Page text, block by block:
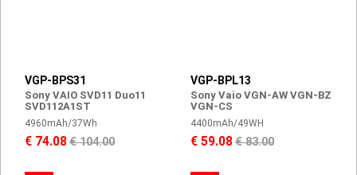
VGP-BPS31
Sony VAIO SVD11 Duo11
SVD112A1ST
4960mAh/37Wh
€ 74.08€ 104.00
VGP-BPL13
Sony Vaio VGN-AW VGN-BZ
VGN-CS
4400mAh/49WH
€ 59.08€ 83.00